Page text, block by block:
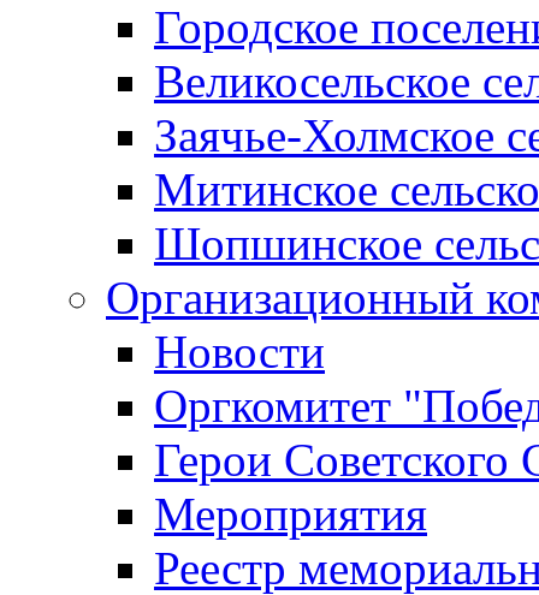
Городское
Великосельское
Заячье-Холмское
Митинское
Шопшинское
Организационный
Новости
Оргкомитет
Герои Советского
Мероприятия
Реестр